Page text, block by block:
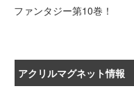
ファンタジー第10巻！
アクリルマグネット情報